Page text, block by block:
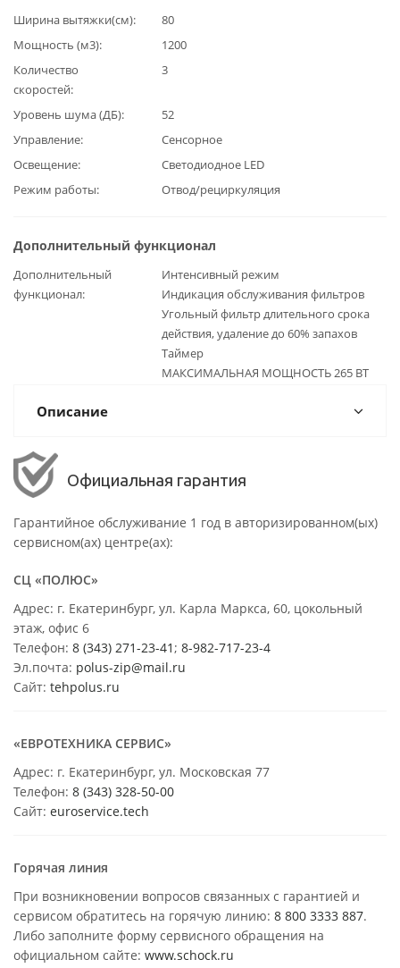
Ширина вытяжки(см)
80
Мощность (м3)
1200
Количество
скоростей
3
Уровень шума (ДБ)
52
Управление
Сенсорное
Освещение
Светодиодное LED
Режим работы
Отвод/рециркуляция
Дополнительный функционал
Дополнительный
функционал
Интенсивный режим
Индикация обслуживания фильтров
Угольный фильтр длительного срока
действия, удаление до 60% запахов
Таймер
МАКСИМАЛЬНАЯ МОЩНОСТЬ 265 BT
Описание
Официальная гарантия
Гарантийное обслуживание 1 год в авторизированном(ых)
сервисном(ах) центре(ах):
СЦ «ПОЛЮС»
Адрес: г. Екатеринбург, ул. Карла Маркса, 60, цокольный
этаж, офис 6
Телефон: 8 (343) 271-23-41; 8-982-717-23-4
Эл.почта: polus-zip@mail.ru
Сайт: tehpolus.ru
«ЕВРОТЕХНИКА СЕРВИС»
Адрес: г. Екатеринбург, ул. Московская 77
Телефон: 8 (343) 328-50-00
Сайт: euroservice.tech
Горячая линия
При возникновении вопросов связанных с гарантией и
сервисом обратитесь на горячую линию: 8 800 3333 887.
Либо заполните форму сервисного обращения на
официальном сайте: www.schock.ru